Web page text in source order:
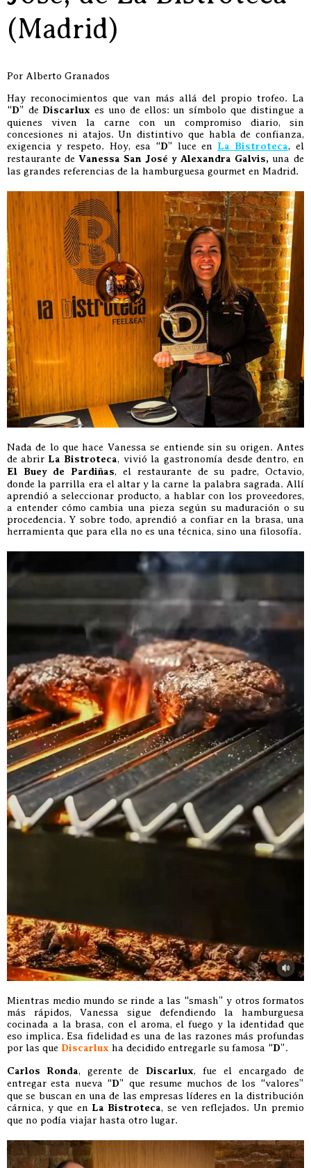
(Madrid)
Por Alberto Granados
Hay reconocimientos que van más allá del propio trofeo. La
“D” de Discarlux es uno de ellos: un símbolo que distingue a
quienes viven la carne con un compromiso diario, sin
concesiones ni atajos. Un distintivo que habla de confianza,
exigencia y respeto. Hoy, esa “D” luce en La Bistroteca, el
restaurante de Vanessa San José y Alexandra Galvis, una de
las grandes referencias de la hamburguesa gourmet en Madrid.
Nada de lo que hace Vanessa se entiende sin su origen. Antes
de abrir La Bistroteca, vivió la gastronomía desde dentro, en
El Buey de Pardiñas, el restaurante de su padre, Octavio,
donde la parrilla era el altar y la carne la palabra sagrada. Allí
aprendió a seleccionar producto, a hablar con los proveedores,
a entender cómo cambia una pieza según su maduración o su
procedencia. Y sobre todo, aprendió a confiar en la brasa, una
herramienta que para ella no es una técnica, sino una filosofía.
Mientras medio mundo se rinde a las “smash” y otros formatos
más rápidos, Vanessa sigue defendiendo la hamburguesa
cocinada a la brasa, con el aroma, el fuego y la identidad que
eso implica. Esa fidelidad es una de las razones más profundas
por las que Discarlux ha decidido entregarle su famosa “D”.
Carlos Ronda, gerente de Discarlux, fue el encargado de
entregar esta nueva “D” que resume muchos de los “valores”
que se buscan en una de las empresas líderes en la distribución
cárnica, y que en La Bistroteca, se ven reflejados. Un premio
que no podía viajar hasta otro lugar.